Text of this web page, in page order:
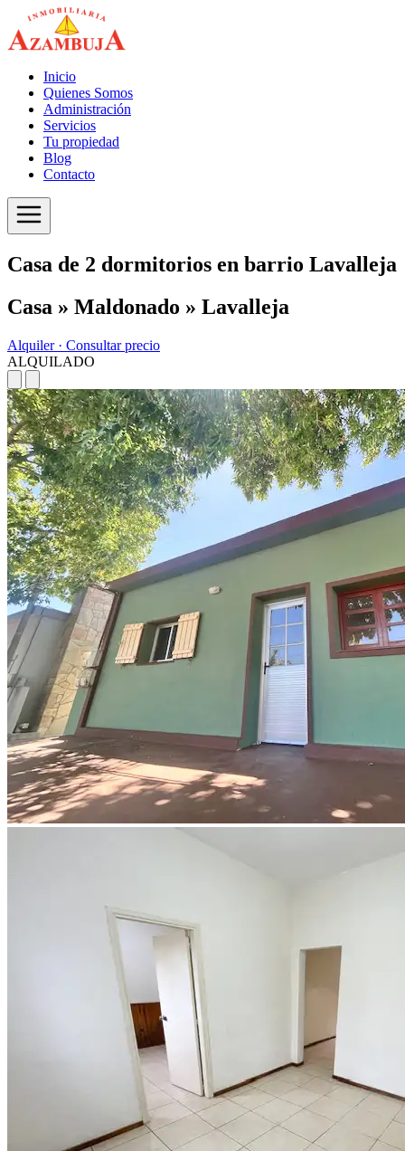
Inicio
Quienes Somos
Administración
Servicios
Tu propiedad
Blog
Contacto
Casa de 2 dormitorios en barrio Lavalleja
Casa » Maldonado » Lavalleja
Alquiler · Consultar precio
ALQUILADO